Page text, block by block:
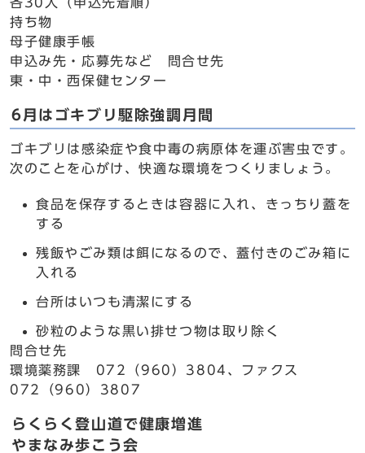
持ち物
母子健康手帳
申込み先・応募先など 問合せ先
東・中・西保健センター
6月はゴキブリ駆除強調月間
ゴキブリは感染症や食中毒の病原体を運ぶ害虫です。
次のことを心がけ、快適な環境をつくりましょう。
食品を保存するときは容器に入れ、きっちり蓋を
する
残飯やごみ類は餌になるので、蓋付きのごみ箱に
入れる
台所はいつも清潔にする
砂粒のような黒い排せつ物は取り除く
問合せ先
環境薬務課 072（960）3804、ファクス
072（960）3807
らくらく登山道で健康増進
やまなみ歩こう会